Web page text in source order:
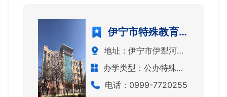
伊宁市特殊教育学校
地址：伊宁市伊犁河路五号
办学类型：公办特殊教育学校
电话：0999-7720255